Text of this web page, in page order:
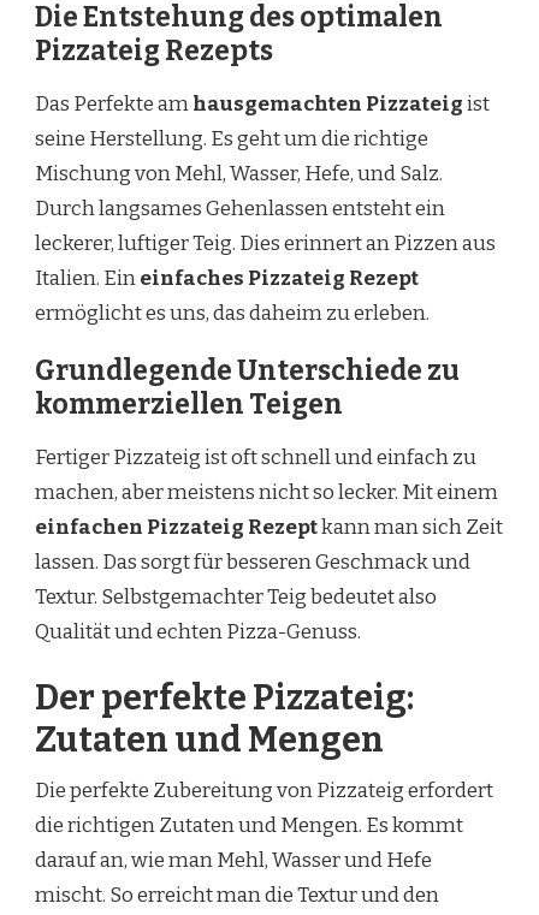
Die Entstehung des optimalen
Pizzateig Rezepts
Das Perfekte amhausgemachten Pizzateigist
seine Herstellung. Es geht um die richtige
Mischung von Mehl, Wasser, Hefe, und Salz.
Durch langsames Gehenlassen entsteht ein
leckerer, luftiger Teig. Dies erinnert an Pizzen aus
Italien. Eineinfaches Pizzateig Rezept
ermöglicht es uns, das daheim zu erleben.
Grundlegende Unterschiede zu
kommerziellen Teigen
Fertiger Pizzateig ist oft schnell und einfach zu
machen, aber meistens nicht so lecker. Mit einem
einfachen Pizzateig Rezeptkann man sich Zeit
lassen. Das sorgt für besseren Geschmack und
Textur. Selbstgemachter Teig bedeutet also
Qualität und echten Pizza-Genuss.
Der perfekte Pizzateig:
Zutaten und Mengen
Die perfekte Zubereitung von Pizzateig erfordert
die richtigen Zutaten und Mengen. Es kommt
darauf an, wie man Mehl, Wasser und Hefe
mischt. So erreicht man die Textur und den